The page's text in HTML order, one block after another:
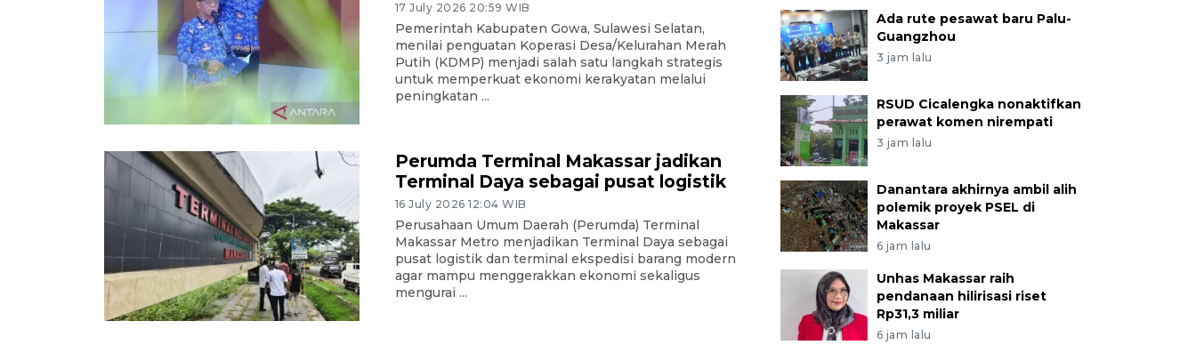
17 July 2026 20:59 WIB
Pemerintah Kabupaten Gowa, Sulawesi Selatan,
menilai penguatan Koperasi Desa/Kelurahan Merah
Putih (KDMP) menjadi salah satu langkah strategis
untuk memperkuat ekonomi kerakyatan melalui
peningkatan ...
Perumda Terminal Makassar jadikan
Terminal Daya sebagai pusat logistik
16 July 2026 12:04 WIB
Perusahaan Umum Daerah (Perumda) Terminal
Makassar Metro menjadikan Terminal Daya sebagai
pusat logistik dan terminal ekspedisi barang modern
agar mampu menggerakkan ekonomi sekaligus
mengurai ...
Ada rute pesawat baru Palu-
Guangzhou
3 jam lalu
RSUD Cicalengka nonaktifkan
perawat komen nirempati
3 jam lalu
Danantara akhirnya ambil alih
polemik proyek PSEL di
Makassar
6 jam lalu
Unhas Makassar raih
pendanaan hilirisasi riset
Rp31,3 miliar
6 jam lalu